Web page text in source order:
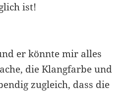
ist!
er könnte mir alles
die Klangfarbe und
zugleich, dass die